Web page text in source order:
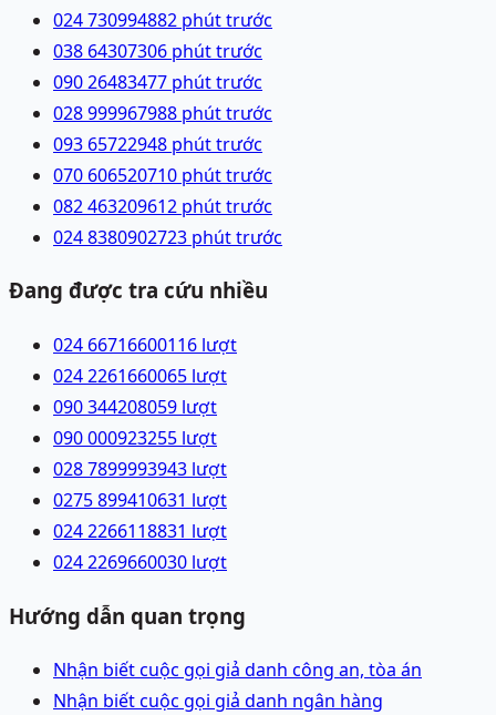
024 730994882 phút trước
038 64307306 phút trước
090 26483477 phút trước
028 999967988 phút trước
093 65722948 phút trước
070 606520710 phút trước
082 463209612 phút trước
024 8380902723 phút trước
Đang được tra cứu nhiều
024 66716600116 lượt
024 2261660065 lượt
090 344208059 lượt
090 000923255 lượt
028 7899993943 lượt
0275 899410631 lượt
024 2266118831 lượt
024 2269660030 lượt
Hướng dẫn quan trọng
Nhận biết cuộc gọi giả danh công an, tòa án
Nhận biết cuộc gọi giả danh ngân hàng